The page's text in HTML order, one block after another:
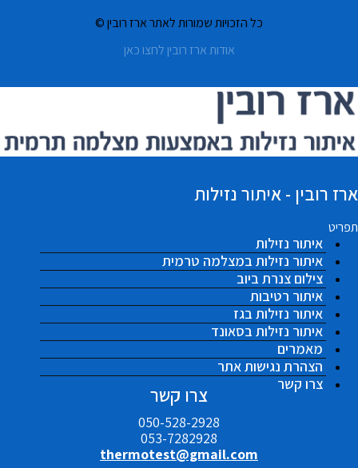
כל הזכויות שמורות לאתר ארז רובין ©
אודות ארז רובין לחצו כאן
ארז רובין - איתור נזילות
תפריט
איתור נזילות
איתור נזילות במצלמה טרמית
צילום צנרת ביוב
איתור רטיבות
איתור נזילות בגז
איתור נזילות בסאונד
מאמרים
הצהרת נגישות אתר
צרו קשר
צרו קשר
050-528-2928
053-7282928
thermotest@gmail.com